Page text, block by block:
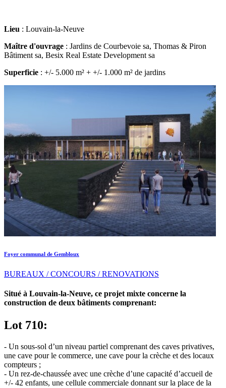
Lieu : Louvain-la-Neuve
Maître d'ouvrage : Jardins de Courbevoie sa, Thomas & Piron
Bâtiment sa, Besix Real Estate Development sa
Superficie : +/- 5.000 m² + +/- 1.000 m² de jardins
Foyer communal de Gembloux
BUREAUX / CONCOURS / RENOVATIONS
Situé à Louvain-la-Neuve, ce projet mixte concerne la
construction de deux bâtiments comprenant:
Lot 710:
- Un sous-sol d’un niveau partiel comprenant des caves privatives,
une cave pour le commerce, une cave pour la crèche et des locaux
compteurs ;
- Un rez-de-chaussée avec une crèche d’une capacité d’accueil de
+/- 42 enfants, une cellule commerciale donnant sur la place de la